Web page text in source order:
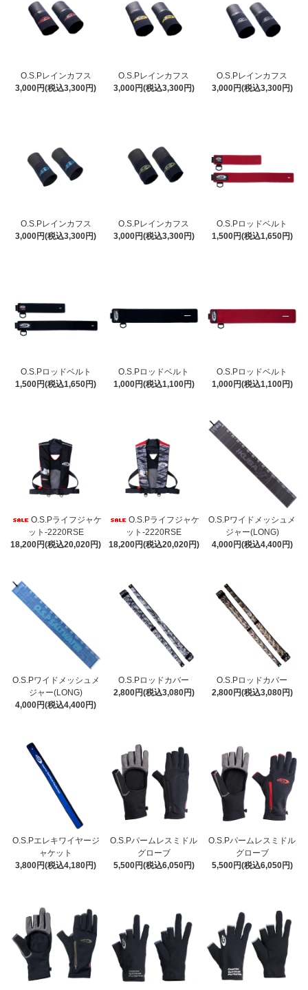
O.S.Pレインカフス
3,000円(税込3,300円)
O.S.Pレインカフス
3,000円(税込3,300円)
O.S.Pレインカフス
3,000円(税込3,300円)
O.S.Pレインカフス
3,000円(税込3,300円)
O.S.Pレインカフス
3,000円(税込3,300円)
O.S.Pロッドベルト
1,500円(税込1,650円)
O.S.Pロッドベルト
1,500円(税込1,650円)
O.S.Pロッドベルト
1,000円(税込1,100円)
O.S.Pロッドベルト
1,000円(税込1,100円)
O.S.Pライフジャケ
ット-2220RSE
18,200円(税込20,020円)
O.S.Pライフジャケ
ット-2220RSE
18,200円(税込20,020円)
O.S.Pワイドメッシュメ
ジャー(LONG)
4,000円(税込4,400円)
O.S.Pワイドメッシュメ
ジャー(LONG)
4,000円(税込4,400円)
O.S.Pロッドカバー
2,800円(税込3,080円)
O.S.Pロッドカバー
2,800円(税込3,080円)
O.S.Pエレキワイヤージ
ャケット
3,800円(税込4,180円)
O.S.Pパームレスミドル
グローブ
5,500円(税込6,050円)
O.S.Pパームレスミドル
グローブ
5,500円(税込6,050円)